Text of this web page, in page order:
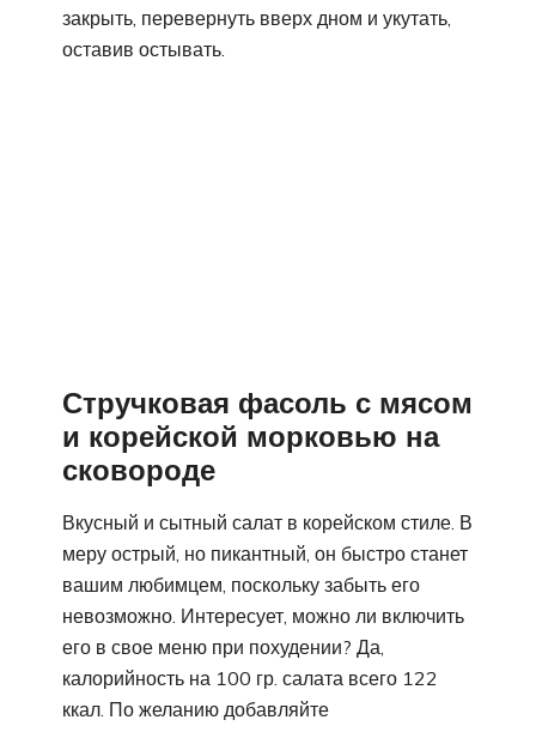
закрыть, перевернуть вверх дном и укутать,
оставив остывать.
Стручковая фасоль с мясом
и корейской морковью на
сковороде
Вкусный и сытный салат в корейском стиле. В
меру острый, но пикантный, он быстро станет
вашим любимцем, поскольку забыть его
невозможно. Интересует, можно ли включить
его в свое меню при похудении? Да,
калорийность на 100 гр. салата всего 122
ккал. По желанию добавляйте